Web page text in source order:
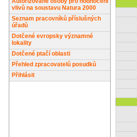
vlivů na soustavu Natura 2000
Seznam pracovníků příslušných
úřadů
Dotčené evropsky významné
lokality
Dotčené ptačí oblasti
Přehled zpracovatelů posudků
Přihlásit